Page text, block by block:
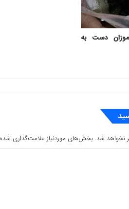
دست به
نخواهد شد. بخش‌های موردنیاز علامت‌گذاری